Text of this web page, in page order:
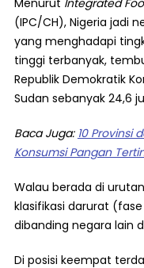
Menurut Integrated
(IPC/CH), Nigeria jadi
yang menghadapi
tinggi terbanyak,
Republik Demokratik
Sudan sebanyak 24,6
Baca Juga: 10 Provinsi
Konsumsi Pangan
Walau berada di
klasifikasi darurat
dibanding negara lain
Di posisi keempat